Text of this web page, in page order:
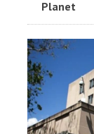
Planet